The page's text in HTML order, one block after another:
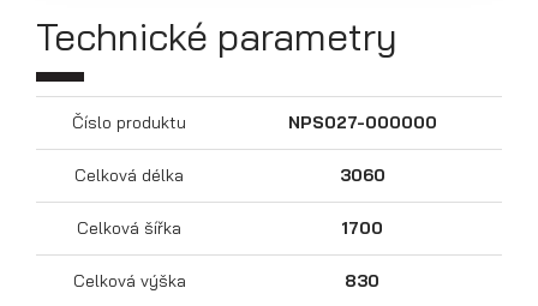
Přívěsy s koly pod ložnou plochou
(hliníkové a plechové bočnice)
Technické parametry
Číslo produktu NPS027-000000
Celková délka 3060
Celková šířka 1700
Celková výška 830